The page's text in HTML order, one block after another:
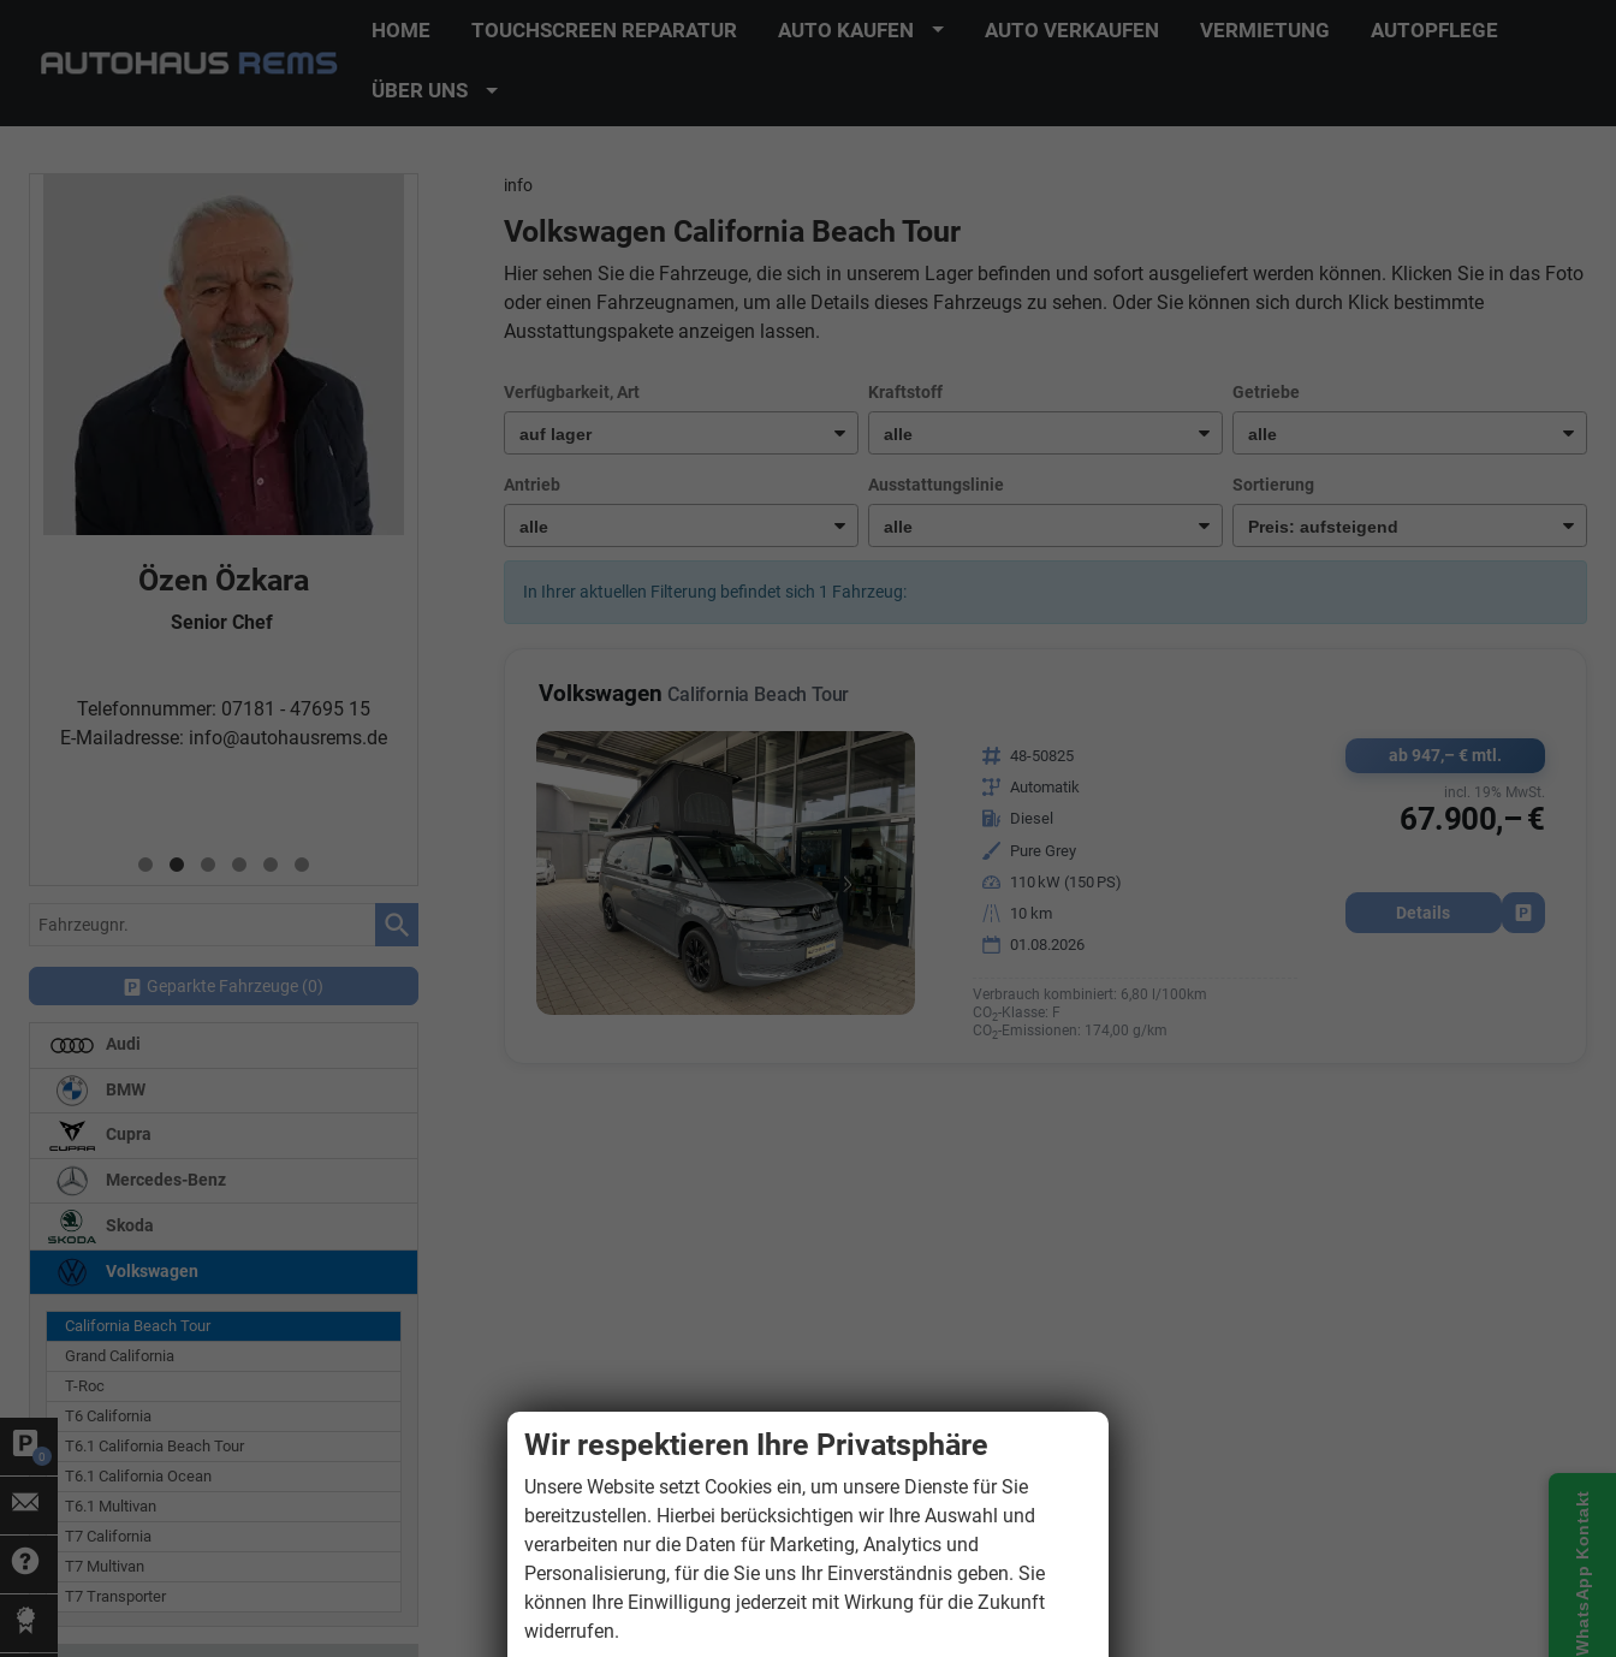
0
HOME TOUCHSCREEN REPARATUR AUTO KAUFEN AUTO VERKAUFEN VERMIETUNG AUTOPFLEGE
ÜBER UNS
info
Volkswagen California Beach Tour
Hier sehen Sie die Fahrzeuge, die sich in unserem Lager befinden und sofort ausgeliefert werden können. Klicken Sie in das Foto
oder einen Fahrzeugnamen, um alle Details dieses Fahrzeugs zu sehen. Oder Sie können sich durch Klick bestimmte
Ausstattungspakete anzeigen lassen.
Verfügbarkeit, Art Kraftstoff Getriebe
Antrieb Ausstattungslinie Sortierung
In Ihrer aktuellen Filterung befindet sich 1 Fahrzeug:
Volkswagen California Beach Tour
Fahrzeugnr. 48-50825
Getriebe Automatik
Kraftstoff Diesel
Außenfarbe Pure Grey
Leistung 110 kW (150 PS)
Kilometerstand
10 km
01.08.2026
Verbrauch kombiniert: 6,80 l/100km
CO2-Klasse: F
CO2-Emissionen: 174,00 g/km
ab 947,– € mtl.
67.900,– €
incl. 19% MwSt.
Details
Fahrzeug
Özen Özkara
Senior Chef
Telefonnummer: 07181 - 47695 15
E-Mailadresse: info@autohausrems.de
Fatma Özyürek Oguz
Automobilkaufrau -Verkauf/Einkauf
Telefonnummer: 07181 - 47695 15
E-Mailadresse:info@autohausrems.de
Özden Özkara-Budak
E-Mailadresse:
E-Mailadresse:info@autohausrems.de
Fahrzeugnr.
Geparkte Fahrzeuge (0)
Audi
BMW
Cupra
Mercedes-Benz
Skoda
Volkswagen
California Beach Tour
Grand California
T-Roc
T6 California
T6.1 California Beach Tour
T6.1 California Ocean
T6.1 Multivan
T7 California
T7 Multivan
T7 Transporter
WhatsApp Kontakt
Wir respektieren Ihre Privatsphäre
Unsere Website setzt Cookies ein, um unsere Dienste für Sie
bereitzustellen. Hierbei berücksichtigen wir Ihre Auswahl und
verarbeiten nur die Daten für Marketing, Analytics und
Personalisierung, für die Sie uns Ihr Einverständnis geben. Sie
können Ihre Einwilligung jederzeit mit Wirkung für die Zukunft
widerrufen.